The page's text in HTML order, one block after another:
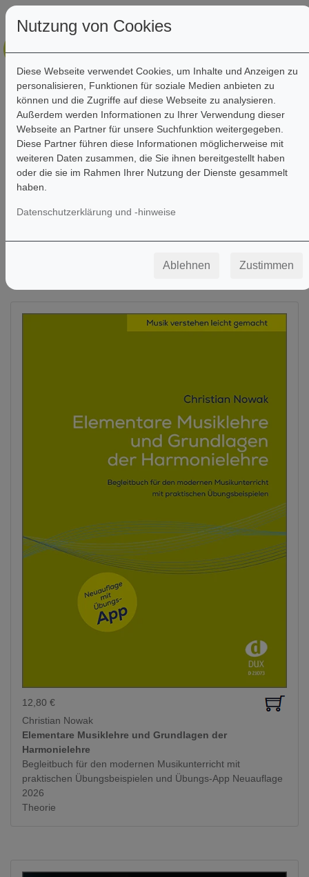
Nutzung von Cookies
Diese Webseite verwendet Cookies, um Inhalte und Anzeigen zu
personalisieren, Funktionen für soziale Medien anbieten zu
können und die Zugriffe auf diese Webseite zu analysieren.
Außerdem werden Informationen zu Ihrer Verwendung dieser
Webseite an Partner für unsere Suchfunktion weitergegeben.
Diese Partner führen diese Informationen möglicherweise mit
weiteren Daten zusammen, die Sie ihnen bereitgestellt haben
oder die sie im Rahmen Ihrer Nutzung der Dienste gesammelt
haben.
Datenschutzerklärung und -hinweise
Ablehnen Zustimmen
Filter
12,80 €
Christian Nowak
Elementare Musiklehre und Grundlagen der
Harmonielehre
Begleitbuch für den modernen Musikunterricht mit
praktischen Übungsbeispielen und Übungs-App Neuauflage
2026
Theorie